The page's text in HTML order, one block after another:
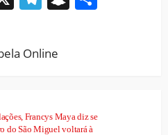
Francys Maya diz se
do São Miguel voltará à